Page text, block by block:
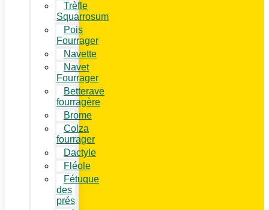
Trèfle
Squarrosum
Pois
Fourrager
Navette
Navet
Fourrager
Betterave
fourragère
Brome
Colza
fourrager
Dactyle
Fléole
Fétuque
des
prés